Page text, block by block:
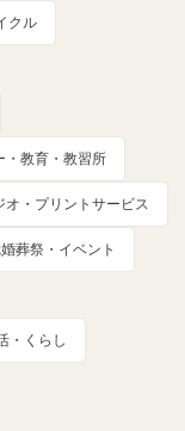
クル
・教育・教習所
オ・プリントサービス
葬祭・イベント
・くらし